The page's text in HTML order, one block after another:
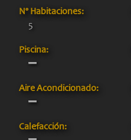
Nº Habitaciones:
5
Piscina:
Aire Acondicionado:
Calefacción: